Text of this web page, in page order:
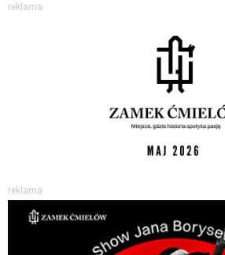
reklama
reklama